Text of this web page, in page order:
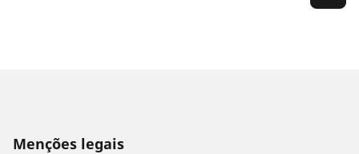
Menções legais